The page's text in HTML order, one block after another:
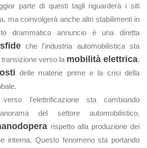
parte di questi tagli riguarderà i siti
ma coinvolgerà anche altri stabilimenti in
drammatico annuncio è una diretta
sfideche l'industria automobilistica sta
verso la mobilità elettrica,
delle materie prime e la crisi della
l'elettrificazione sta cambiando
del settore automobilistico,
rispetto alla produzione dei
interna. Questo fenomeno sta portando